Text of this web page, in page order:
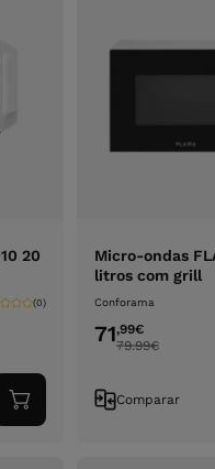
20
(0)
Adicionar
ao
Micro-ondas
litros com grill
Conforama
71,99€
79.99€
Comparar